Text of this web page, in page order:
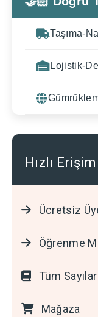
Taşıma-
Lojistik-
Hızlı Erişim
Ücretsiz
Öğrenme
Tüm Sayılar
Mağaza